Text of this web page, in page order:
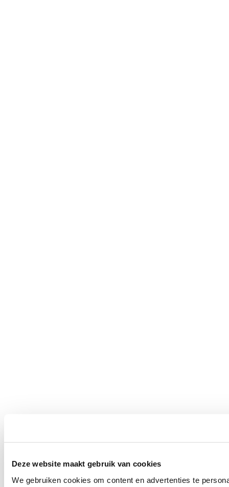
Deze website maakt gebruik van cookies
We gebruiken cookies om content en advertenties te